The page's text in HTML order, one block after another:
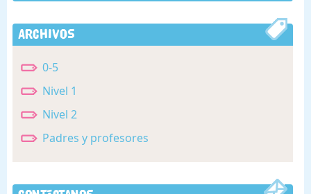
Archivos
0-5
Nivel 1
Nivel 2
Padres y profesores